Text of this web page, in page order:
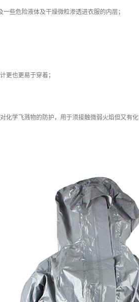
些危险液体及干燥微粒渗透进衣服的内层；
更也更易于穿着；
化学飞溅物的防护，用于须接触微弱火焰但又有